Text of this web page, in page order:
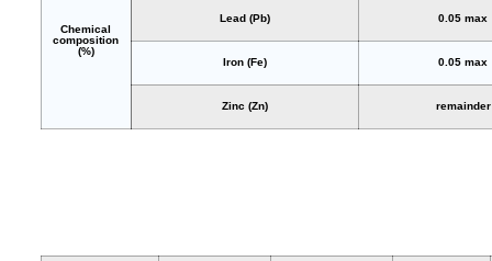
Chemical
composition
(%)
Lead (Pb) 0.05 max
Iron (Fe) 0.05 max
Zinc (Zn) remainder